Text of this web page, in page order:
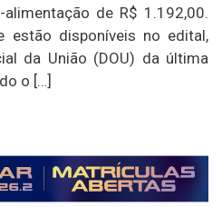
de R$ 1.192,00.
estão disponíveis no edital,
da União (DOU) da última
o […]